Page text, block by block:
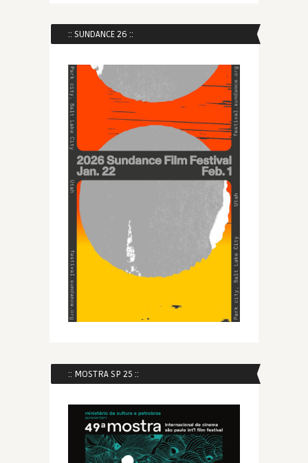
:: SUNDANCE 26 ::
:: MOSTRA SP 25 ::